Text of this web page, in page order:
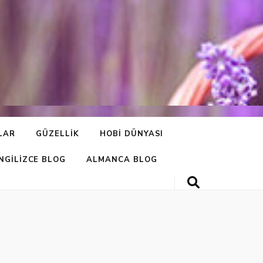
GÜZELLIK HOBI DÜNYASI
BLOG ALMANCA BLOG